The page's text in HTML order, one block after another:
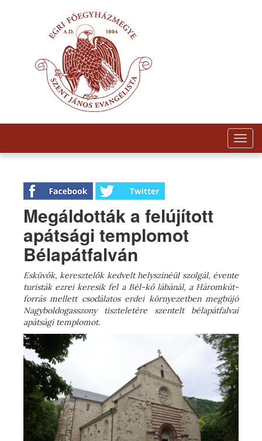
Megáldották a felújított
apátsági templomot
Bélapátfalván
Esküvők, keresztelők kedvelt helyszínéül szolgál, évente
turisták ezrei keresik fel a Bél-kő lábánál, a Háromkút-
forrás mellett csodálatos erdei környezetben megbújó
Nagyboldogasszony tiszteletére szentelt bélapátfalvai
apátsági templomot.